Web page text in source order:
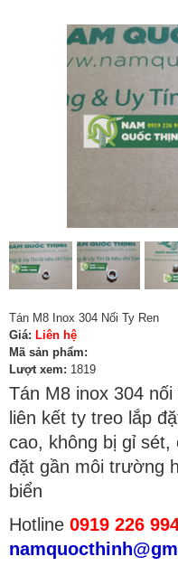
Tán M8 Inox 304 Nối Ty Ren
Giá: Liên hệ
Mã sản phẩm:
Lượt xem: 1819
Tán M8 inox 304
liên kết ty treo lắp
cao, không bị gỉ
đặt gần môi trường
biển
Hotline 0919 226